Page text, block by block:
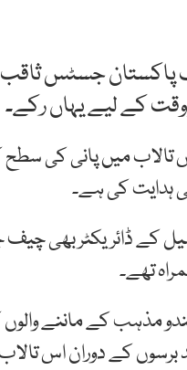
جسٹس ثاقب
کے لیے یہاں رکے۔
میں پانی کی سطح کا
ہدایت کی ہے۔
کے ڈائریکٹر بھی
تھے۔
مذہب کے ماننے
برسوں کے دوران اس